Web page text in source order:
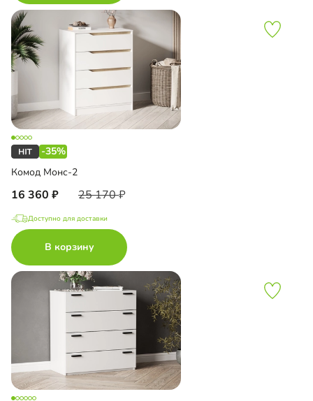
-35%
Комод Монс-2
16 360 25 170
Доступно для доставки
В корзину